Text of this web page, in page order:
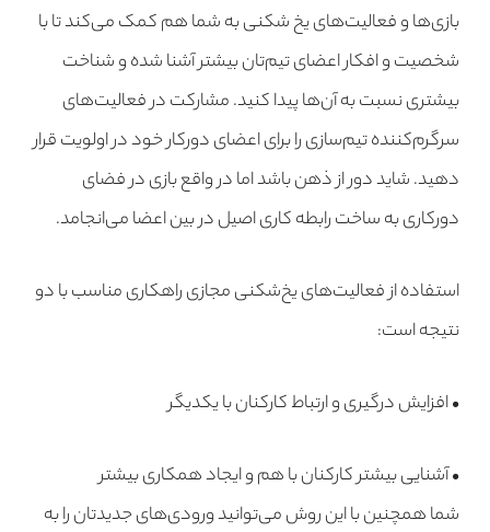
بازی‌ها و فعالیت‌های یخ شکنی به شما هم کمک می‌کند تا با
شخصیت و افکار اعضای تیم‌تان بیشتر آشنا شده و شناخت
بیشتری نسبت به آن‌ها پیدا کنید. مشارکت در فعالیت‌های
سرگرم‌کننده تیم‌سازی را برای اعضای دورکار خود در اولویت قرار
دهید. شاید دور از ذهن باشد اما در واقع بازی در فضای
دورکاری به ساخت رابطه کاری اصیل در بین اعضا می‌انجامد.
استفاده از فعالیت‌های یخ‌شکنی مجازی راهکاری مناسب با دو
نتیجه است:
• افزایش درگیری و ارتباط کارکنان با یکدیگر
• آشنایی بیشتر کارکنان با هم و ایجاد همکاری بیشتر
شما همچنین با این روش می‌توانید ورودی‌های جدیدتان را به